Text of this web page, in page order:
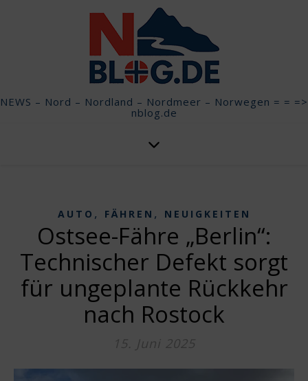
NEWS – Nord – Nordland – Nordmeer – Norwegen = = =>
nblog.de
AUTO , FÄHREN , NEUIGKEITEN
Ostsee-Fähre „Berlin“:
Technischer Defekt sorgt
für ungeplante Rückkehr
nach Rostock
15. Juni 2025